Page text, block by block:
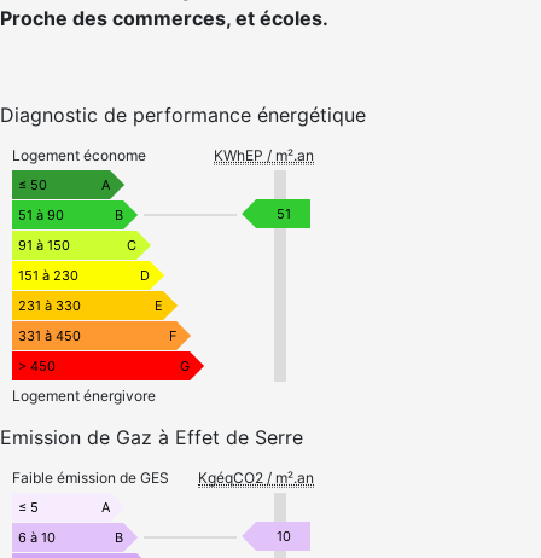
Proche des commerces, et écoles.
Diagnostic de performance énergétique
Logement économe KWhEP / m².an
≤ 50
A
51 à 90
B
91 à 150
C
151 à 230
D
231 à 330
E
331 à 450
F
> 450
G
51
Logement énergivore
Emission de Gaz à Effet de Serre
Faible émission de GES KgéqCO2 / m².an
≤ 5
A
6 à 10
B
10